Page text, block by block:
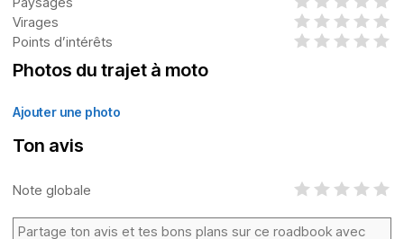
Virages
Points d’intérêts
Photos du trajet à moto
Ajouter une photo
Ton avis
Note globale